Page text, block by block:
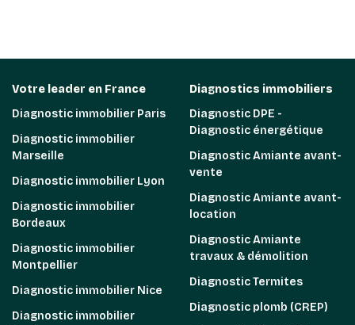
Votre leader en France
Diagnostic immobilier Paris
Diagnostic immobilier
Marseille
Diagnostic immobilier Lyon
Diagnostic immobilier
Bordeaux
Diagnostic immobilier
Montpellier
Diagnostic immobilier Nice
Diagnostic immobilier
Diagnostics immobiliers
Diagnostic DPE -
Diagnostic énergétique
Diagnostic Amiante avant-
vente
Diagnostic Amiante avant-
location
Diagnostic Amiante
travaux & démolition
Diagnostic Termites
Diagnostic plomb (CREP)